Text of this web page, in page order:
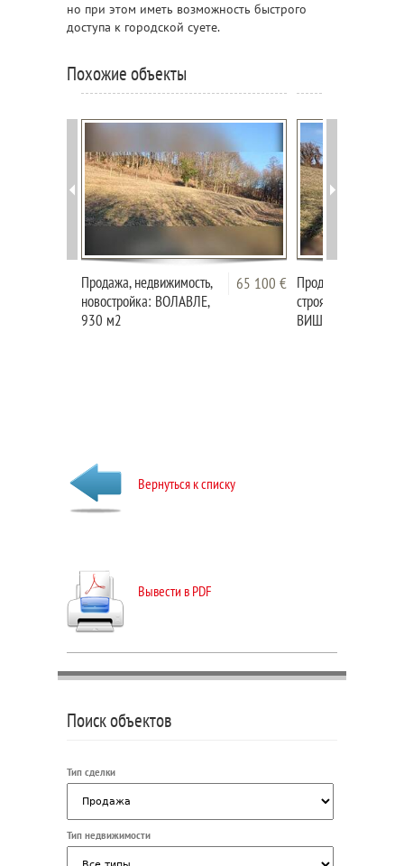
но при этом иметь возможность быстрого
доступа к городской суете.
Похожие объекты
65 100 €
Продажа, недвижимость,
новостройка: ВОЛАВЛЕ,
930 м2
Продажа,
строящееся здание:
ВИШНЯ ГОРА, 603
Вернуться к списку
Вывести в PDF
Поиск объектов
Тип сделки
Тип недвижимости